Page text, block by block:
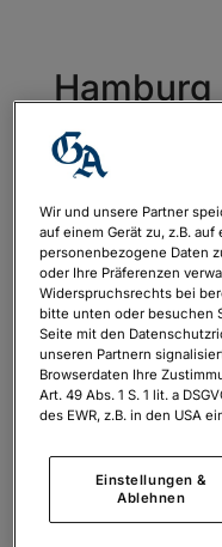
Hamburg
23b_Druck
vonphilipp.neubauer
Hamburg Elphi
Neueste
Wir und unsere Partner
auf einem Gerät zu, z.B.
personenbezogene Daten
oder Ihre Präferenzen
Widerspruchsrechts bei
bitte unten oder besuchen
Seite mit den
unseren Partnern
Browserdaten Ihre
Art. 49 Abs. 1 S. 1 lit. a
des EWR, z.B. in den USA
Einstellungen &
Ablehnen